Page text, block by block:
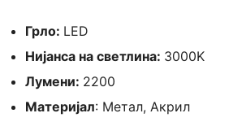
Грло: LED
Нијанса на светлина: 3000K
Лумени: 2200
Материјал: Метал, Акрил